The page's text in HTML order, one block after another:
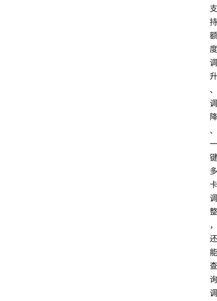
支
持
额
度
调
升
、
调
降
、
一
键
多
卡
调
整
，
还
能
查
询
调